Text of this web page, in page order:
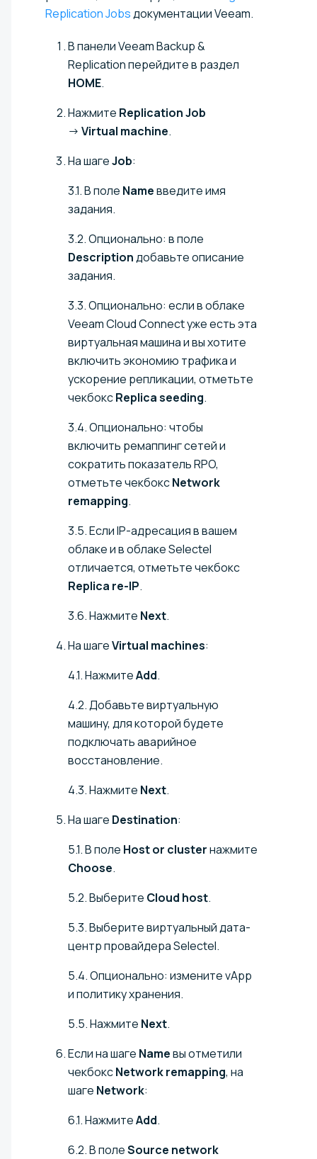
Replication Jobsдокументации Veeam.
В панели Veeam Backup &
Replication перейдите в раздел
HOME.
Нажмите Replication Job
→ Virtual machine.
На шагеJob:
3.1. В поле Nameвведите имя
задания.
3.2. Опционально: в поле
Descriptionдобавьте описание
задания.
3.3. Опционально: если в облаке
Veeam Cloud Connect уже есть эта
виртуальная машина и вы хотите
включить экономию трафика и
ускорение репликации, отметьте
чекбоксReplica seeding.
3.4. Опционально: чтобы
включить ремаппинг сетей и
сократить показатель RPO,
отметьте чекбоксNetwork
remapping.
3.5. Если IP-адресация в вашем
облаке и в облаке Selectel
отличается, отметьте чекбокс
Replica re-IP.
3.6. Нажмите Next.
На шагеVirtual machines:
4.1. НажмитеAdd.
4.2. Добавьте виртуальную
машину, для которой будете
подключать аварийное
восстановление.
4.3. Нажмите Next.
На шаге Destination:
5.1. В поле Host or clusterнажмите
Choose.
5.2. Выберите Cloud host.
5.3. Выберите виртуальный дата-
центр провайдера Selectel.
5.4. Опционально: измените vApp
и политику хранения.
5.5. Нажмите Next.
Если на шаге Nameвы отметили
чекбоксNetwork remapping, на
шаге Network:
6.1. НажмитеAdd.
6.2. В полеSource network